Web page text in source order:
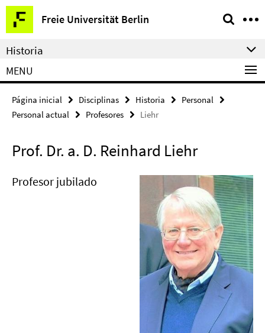
Springe
direkt
zu
Inhalt
Freie Universität Berlin
Herramientas
de
navegación
Historia
MENU
Página inicial Disciplinas Historia
Personal
Personal actual
Profesores Liehr
Prof. Dr. a. D. Reinhard Liehr
Profesor jubilado